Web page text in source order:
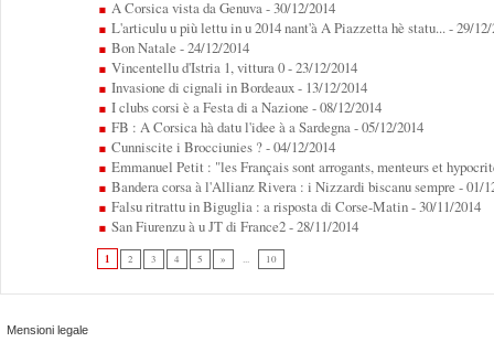
A Corsica vista da Genuva- 30/12/2014
L'articulu u più lettu in u 2014 nant'à A Piazzetta hè statu...- 29/
Bon Natale - 24/12/2014
Vincentellu d'Istria 1, vittura 0- 23/12/2014
Invasione di cignali in Bordeaux- 13/12/2014
I clubs corsi è a Festa di a Nazione - 08/12/2014
FB : A Corsica hà datu l'idee à a Sardegna- 05/12/2014
Cunniscite i Brocciunies ?- 04/12/2014
Emmanuel Petit : "les Français sont arrogants, menteurs et
Bandera corsa à l'Allianz Rivera : i Nizzardi biscanu sempre - 01/
Falsu ritrattu in Biguglia : a risposta di Corse-Matin- 30/11/2014
San Fiurenzu à u JT di France2- 28/11/2014
1 2 3 4 5 » ... 10
Mensioni legale